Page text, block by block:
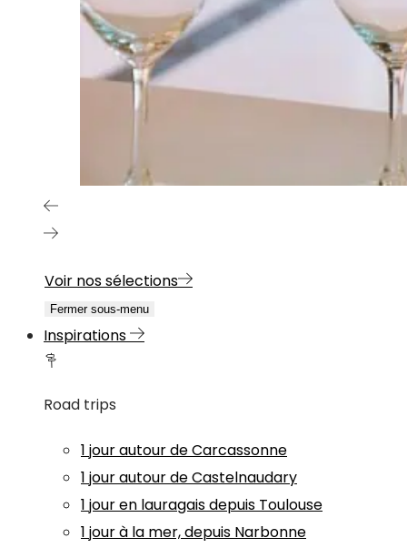
Voir nos sélections
Fermer sous-menu
Inspirations
Road trips
1 jour autour de Carcassonne
1 jour autour de Castelnaudary
1 jour en lauragais depuis Toulouse
1 jour à la mer, depuis Narbonne